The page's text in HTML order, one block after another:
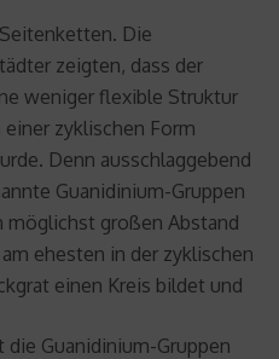
Die
zeigten, dass der
weniger flexible Struktur
zyklischen Form
Denn ausschlaggebend
Guanidinium-Gruppen
möglichst großen Abstand
ehesten in der zyklischen
einen Kreis bildet und
Guanidinium-Gruppen